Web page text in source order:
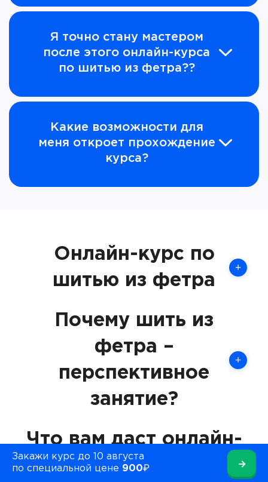
Я точно стану мастером
после этого онлайн-курса
по шитью из фетра??
Какие возможности для
меня откроет прохождение
курса?
Онлайн-курс по
шитью из фетра
+
Почему шить из
фетра –
перспективное
занятие?
+
Что вам даст онлайн-
курс по шитью из
+
Закажи курс до 10 августа
по специальной цене 900₽ →